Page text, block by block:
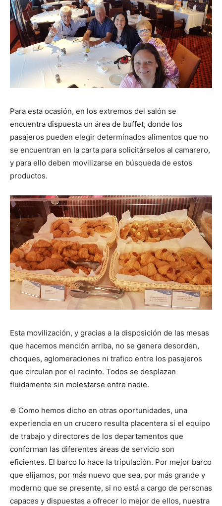
Para esta ocasión, en los extremos del salón se
encuentra dispuesta un área de buffet, donde los
pasajeros pueden elegir determinados alimentos que no
se encuentran en la carta para solicitárselos al camarero,
y para ello deben movilizarse en búsqueda de estos
productos.
Esta movilización, y gracias a la disposición de las mesas
que hacemos mención arriba, no se genera desorden,
choques, aglomeraciones ni trafico entre los pasajeros
que circulan por el recinto. Todos se desplazan
fluidamente sin molestarse entre nadie.
⊕ Como hemos dicho en otras oportunidades, una
experiencia en un crucero resulta placentera si el equipo
de trabajo y directores de los departamentos que
conforman las diferentes áreas de servicio son
eficientes. El barco lo hace la tripulación. Por mejor barco
que elijamos, por más nuevo que sea, por más grande y
moderno que se presente, si no está a cargo de personas
capaces y dispuestas a ofrecer lo mejor de ellos, nuestra